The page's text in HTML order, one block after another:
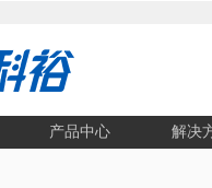
产品中心 解决